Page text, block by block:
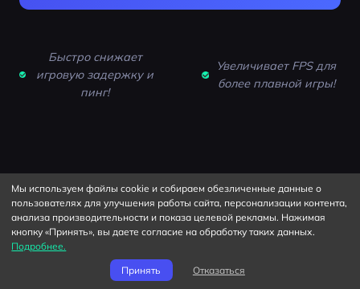
Быстро снижает
игровую задержку и
пинг!
Увеличивает FPS для
более плавной игры!
Горячие продукты
Ускоритель игр для ПК
Мы используем файлы cookie и собираем обезличенные данные о
пользователях для улучшения работы сайта, персонализации контента,
анализа производительности и показа целевой рекламы. Нажимая
кнопку «Принять», вы даете согласие на обработку таких данных.
Подробнее.
Принять
Отказаться